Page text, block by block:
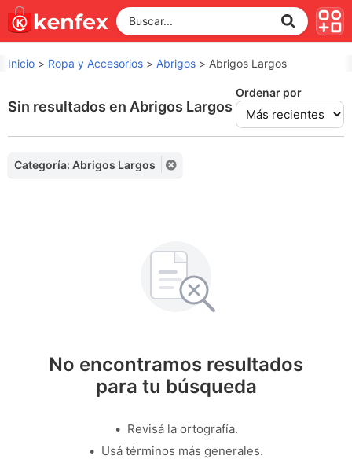
Inicio > Ropa y Accesorios > Abrigos > Abrigos Largos
Sin resultados en Abrigos Largos
Ordenar por
Categoría: Abrigos Largos
No encontramos resultados
para tu búsqueda
Revisá la ortografía.
Usá términos más generales.